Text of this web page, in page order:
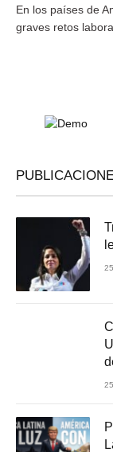
En los países de
graves retos